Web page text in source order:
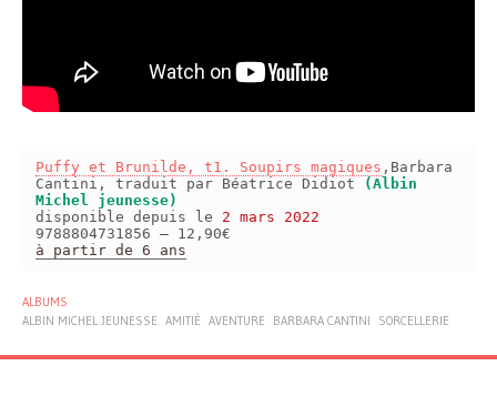
Puffy et Brunilde, t1. Soupirs magiques ,Barbara
Cantini, traduit par Béatrice Didiot
(Albin
Michel jeunesse)
disponible depuis le 2 mars 2022
9788804731856 – 12,90€
à partir de 6 ans
ALBUMS
ALBIN MICHEL JEUNESSE AMITIÉ AVENTURE BARBARA CANTINI SORCELLERIE